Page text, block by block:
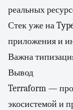
реальных
Стек уже на
приложения и
Важна
Вывод
Terraform —
экосистемой и